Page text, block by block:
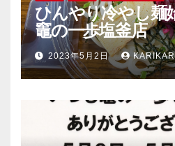
ひんやり冷やし麺
竈の一歩塩釜店
2023年5月2日